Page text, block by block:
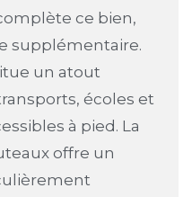
ce bien,
supplémentaire.
un atout
écoles et
à pied. La
offre un